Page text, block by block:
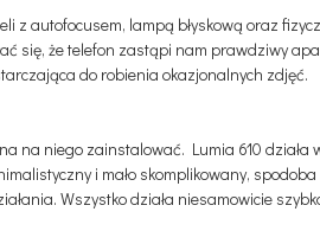
z autofocusem, lampą błyskową oraz
się, że telefon zastąpi nam prawdziwy
do robienia okazjonalnych zdjęć.
na niego zainstalować. Lumia 610
i mało skomplikowany,
Wszystko działa niesamowicie